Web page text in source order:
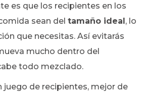
es que los recipientes en los
sean deltamaño ideal, lo
que necesitas. Así evitarás
mucho dentro del
todo mezclado.
juego de recipientes, mejor de